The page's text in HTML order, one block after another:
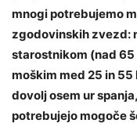
mnogi potrebujemo
zgodovinskih zvezd:
starostnikom (nad 65
moškim med 25 in
dovolj osem ur
potrebujejo mogoče